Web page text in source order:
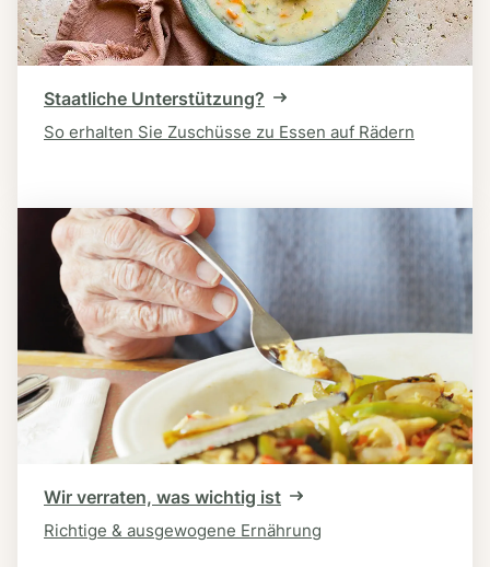
Staatliche Unterstützung?
So erhalten Sie Zuschüsse zu Essen auf Rädern
Wir verraten, was wichtig ist
Richtige & ausgewogene Ernährung